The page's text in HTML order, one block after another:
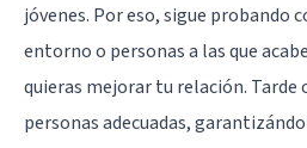
jóvenes. Por eso, sigue probando
entorno o personas a las que
quieras mejorar tu relación. Tarde
personas adecuadas,